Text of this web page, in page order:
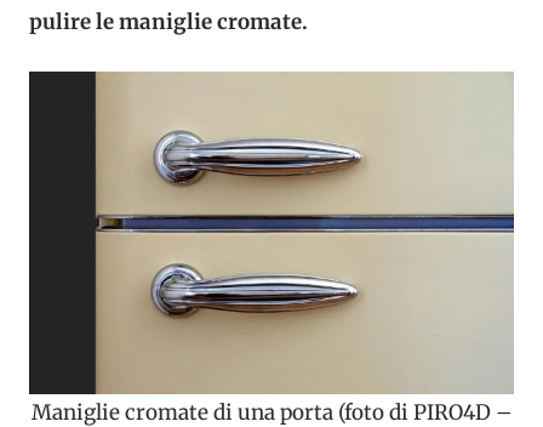
pulire le maniglie cromate.
Maniglie cromate di una porta (foto di PIRO4D –